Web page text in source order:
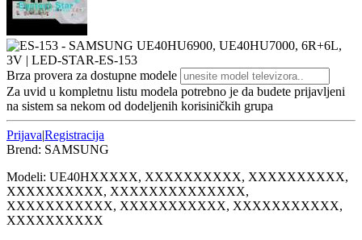
Brza provera za dostupne modele
Za uvid u kompletnu listu modela potrebno je da budete prijavljeni
na sistem sa nekom od dodeljenih korisiničkih grupa
Prijava|Registracija
Brend: SAMSUNG
Modeli: UE40HXXXXX, XXXXXXXXXX, XXXXXXXXXX,
XXXXXXXXXX, XXXXXXXXXXXXXX,
XXXXXXXXXXX, XXXXXXXXXXX, XXXXXXXXXXX,
XXXXXXXXXX